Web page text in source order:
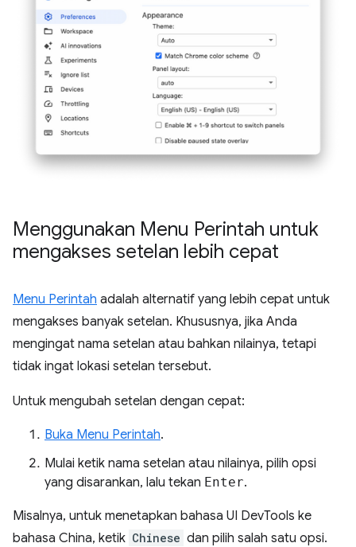
Menggunakan Menu Perintah untuk
mengakses setelan lebih cepat
Menu Perintah adalah alternatif yang lebih cepat untuk
mengakses banyak setelan. Khususnya, jika Anda
mengingat nama setelan atau bahkan nilainya, tetapi
tidak ingat lokasi setelan tersebut.
Untuk mengubah setelan dengan cepat:
Buka Menu Perintah.
Mulai ketik nama setelan atau nilainya, pilih opsi
yang disarankan, lalu tekan Enter.
Misalnya, untuk menetapkan bahasa UI DevTools ke
bahasa China, ketik Chinese dan pilih salah satu opsi.